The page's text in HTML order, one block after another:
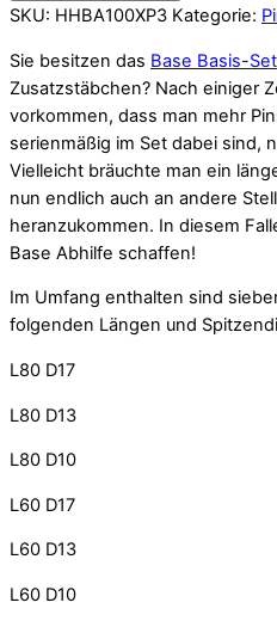
SKU: HHBA100XP3 Kategorie:
Sie besitzen das Base Basis-Set
Zusatzstäbchen? Nach einiger
vorkommen, dass man mehr
serienmäßig im Set dabei sind,
Vielleicht bräuchte man ein
nun endlich auch an andere
heranzukommen. In diesem
Base Abhilfe schaffen!
Im Umfang enthalten sind
folgenden Längen und
L80 D17
L80 D13
L80 D10
L60 D17
L60 D13
L60 D10